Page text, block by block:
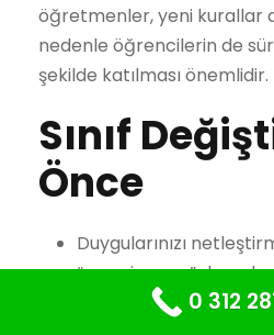
öğretmenler, yeni kurallar
nedenle öğrencilerin de
şekilde katılması önemlidir.
Sınıf
Önce
Duygularınızı
“sevmiyorum” demek
0 312